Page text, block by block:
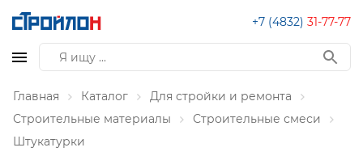
+7 (4832) 31-77-77
Главная Каталог
Для стройки и ремонта
Строительные материалы
Строительные смеси
Штукатурки